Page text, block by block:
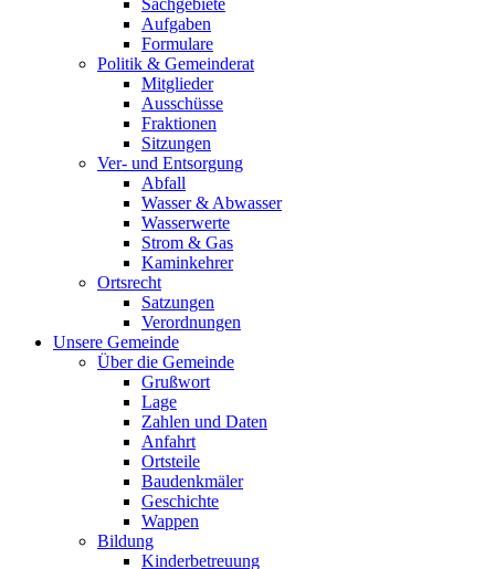
Sachgebiete
Aufgaben
Formulare
Politik & Gemeinderat
Mitglieder
Ausschüsse
Fraktionen
Sitzungen
Ver- und Entsorgung
Abfall
Wasser & Abwasser
Wasserwerte
Strom & Gas
Kaminkehrer
Ortsrecht
Satzungen
Verordnungen
Unsere Gemeinde
Über die Gemeinde
Grußwort
Lage
Zahlen und Daten
Anfahrt
Ortsteile
Baudenkmäler
Geschichte
Wappen
Bildung
Kinderbetreuung